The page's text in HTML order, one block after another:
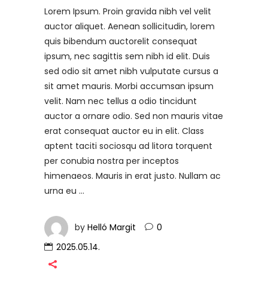
Lorem Ipsum. Proin gravida nibh vel velit
auctor aliquet. Aenean sollicitudin, lorem
quis bibendum auctorelit consequat
ipsum, nec sagittis sem nibh id elit. Duis
sed odio sit amet nibh vulputate cursus a
sit amet mauris. Morbi accumsan ipsum
velit. Nam nec tellus a odio tincidunt
auctor a ornare odio. Sed non mauris vitae
erat consequat auctor eu in elit. Class
aptent taciti sociosqu ad litora torquent
per conubia nostra per inceptos
himenaeos. Mauris in erat justo. Nullam ac
urna eu
by Helló Margit
0
2025.05.14.